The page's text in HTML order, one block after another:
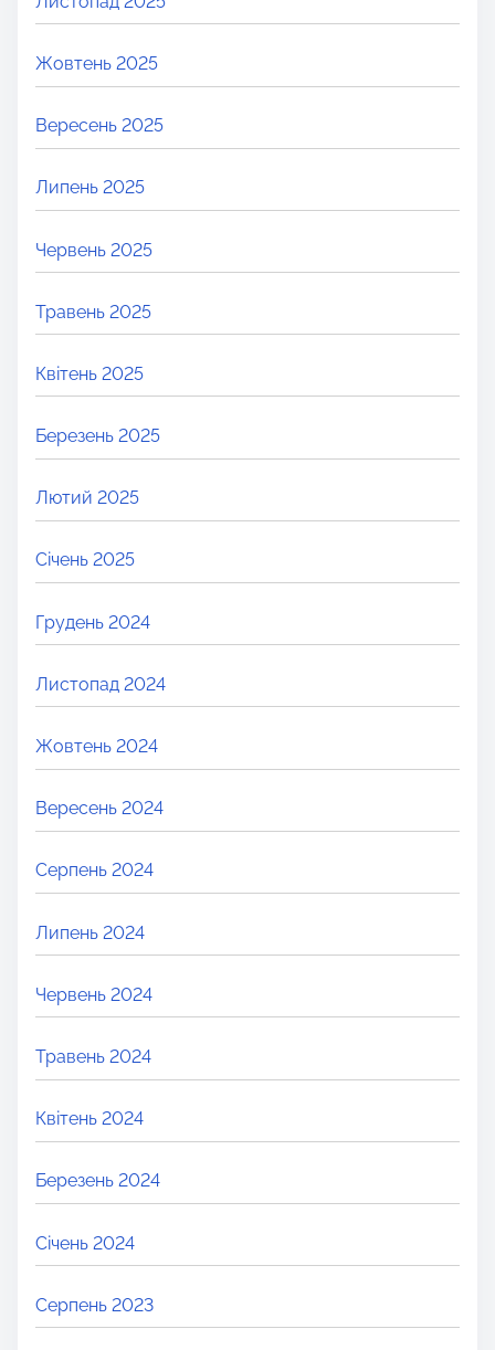
Жовтень 2025
Вересень 2025
Липень 2025
Червень 2025
Травень 2025
Квітень 2025
Березень 2025
Лютий 2025
Січень 2025
Грудень 2024
Листопад 2024
Жовтень 2024
Вересень 2024
Серпень 2024
Липень 2024
Червень 2024
Травень 2024
Квітень 2024
Березень 2024
Січень 2024
Серпень 2023